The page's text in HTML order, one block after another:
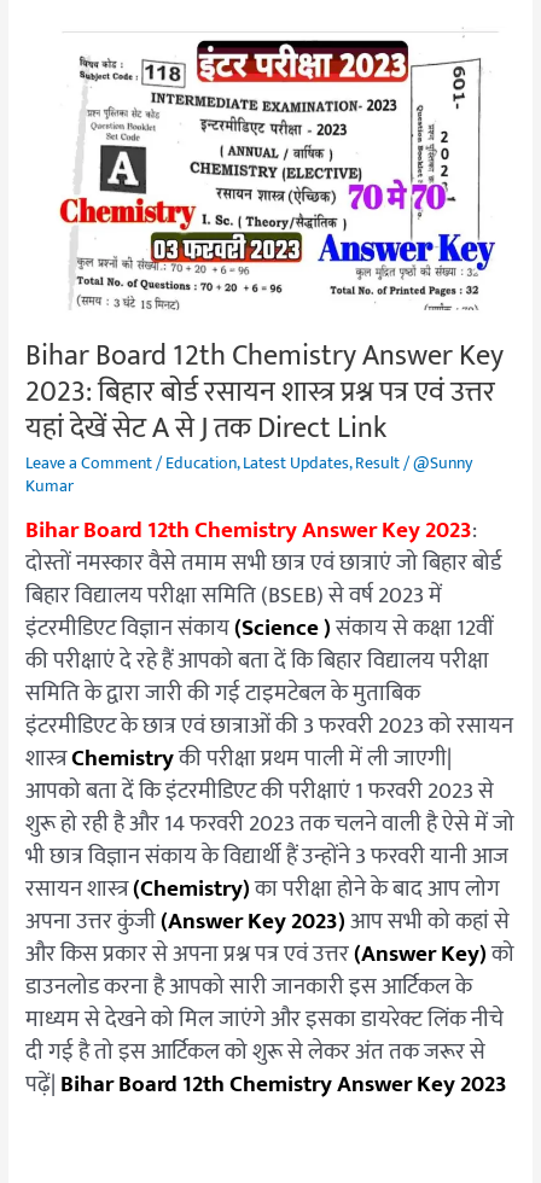
Bihar Board 12th Chemistry Answer Key
2023: बिहार बोर्ड रसायन शास्त्र प्रश्न पत्र एवं उत्तर
यहां देखें सेट A से J तक Direct Link
Leave a Comment/Education,Latest Updates,Result/@Sunny
Kumar
Bihar Board 12th Chemistry Answer Key 2023:
दोस्तों नमस्कार वैसे तमाम सभी छात्र एवं छात्राएं जो बिहार बोर्ड
बिहार विद्यालय परीक्षा समिति (BSEB) से वर्ष 2023 में
इंटरमीडिएट विज्ञान संकाय(Science )संकाय से कक्षा 12वीं
की परीक्षाएं दे रहे हैं आपको बता दें कि बिहार विद्यालय परीक्षा
समिति के द्वारा जारी की गई टाइमटेबल के मुताबिक
इंटरमीडिएट के छात्र एवं छात्राओं की 3 फरवरी 2023 को रसायन
शास्त्रChemistryकी परीक्षा प्रथम पाली में ली जाएगी|
आपको बता दें कि इंटरमीडिएट की परीक्षाएं 1 फरवरी 2023 से
शुरू हो रही है और 14 फरवरी 2023 तक चलने वाली है ऐसे में जो
भी छात्र विज्ञान संकाय के विद्यार्थी हैं उन्होंने 3 फरवरी यानी आज
रसायन शास्त्र(Chemistry)का परीक्षा होने के बाद आप लोग
अपना उत्तर कुंजी(Answer Key 2023)आप सभी को कहां से
और किस प्रकार से अपना प्रश्न पत्र एवं उत्तर(Answer Key)को
डाउनलोड करना है आपको सारी जानकारी इस आर्टिकल के
माध्यम से देखने को मिल जाएंगे और इसका डायरेक्ट लिंक नीचे
दी गई है तो इस आर्टिकल को शुरू से लेकर अंत तक जरूर से
पढ़ें|Bihar Board 12th Chemistry Answer Key 2023
Chemistry
Answer
2023:
शास्त्र
प्रश्न
पत्र
एवं
उत्तर
यहां
देखें
सेट
A
से
J
तक
Direct
Link